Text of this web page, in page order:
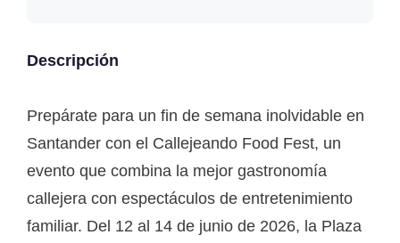
Descripción
Prepárate para un fin de semana inolvidable en
Santander con el Callejeando Food Fest, un
evento que combina la mejor gastronomía
callejera con espectáculos de entretenimiento
familiar. Del 12 al 14 de junio de 2026, la Plaza